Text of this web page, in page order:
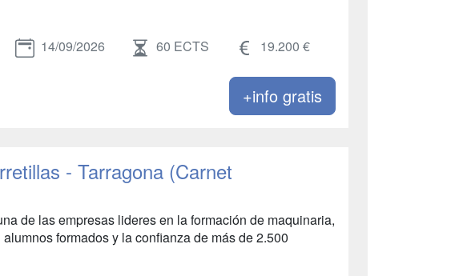
14/09/2026 60 ECTS 19.200 €
+info gratis
- Tarragona (Carnet
de las empresas lideres en la formación de maquinaria,
formados y la confianza de más de 2.500